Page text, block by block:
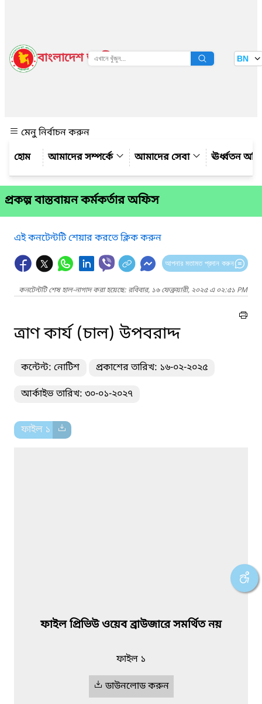
বাংলাদেশ জাতীয় তথ্য বাতায়ন BN
মেনু নির্বাচন করুন
আমাদের সম্পর্কে
আমাদের সেবা ঊর্ধ্বতন
প্রকল্প বাস্তবায়ন কর্মকর্তার অফিস
এই কনটেন্টটি শেয়ার করতে ক্লিক করুন
আপনার মতামত প্রদান করুন
কনটেন্টটি শেষ হাল-নাগাদ করা হয়েছে: রবিবার, ১৬ ফেব্রুয়ারী, ২০২৫ এ ০২:৫১ PM
ত্রাণ কার্য (চাল) উপবরাদ্দ
কন্টেন্ট: নোটিশ প্রকাশের তারিখ: ১৬-০২-২০২৫
আর্কাইভ তারিখ: ৩০-০১-২০২৭
ফাইল ১
ফাইল প্রিভিউ ওয়েব ব্রাউজারে সমর্থিত নয়
ফাইল ১
ডাউনলোড করুন